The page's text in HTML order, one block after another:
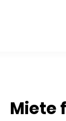
Miete